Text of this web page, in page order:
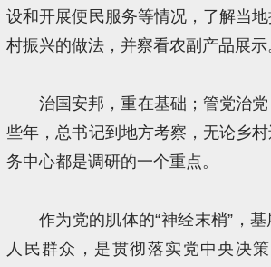
设和开展便民服务等情况，了解当
村振兴的做法，并察看农副产品展示
治国安邦，重在基础；管党治
些年，总书记到地方考察，无论乡
务中心都是调研的一个重点。
作为党的肌体的“神经末梢”，
人民群众，是贯彻落实党中央决